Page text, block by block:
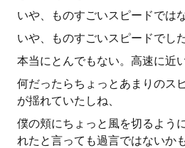
いや、ものすごいスピードでは
いや、ものすごいスピードでし
本当にとんでもない。高速に近い
何だったらちょっとあまりのス
が揺れていたしね、
僕の頬にちょっと風を切るよう
れたと言っても過言ではないか